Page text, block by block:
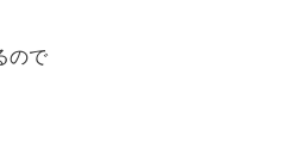
ので